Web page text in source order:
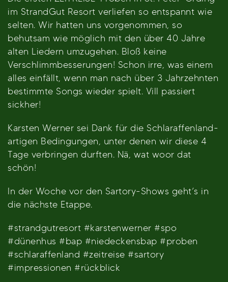
im StrandGut Resort verliefen so entspannt wie
selten. Wir hatten uns vorgenommen, so
behutsam wie möglich mit den über 40 Jahre
alten Liedern umzugehen. Bloß keine
Verschlimmbesserungen! Schon irre, was einem
alles einfällt, wenn man nach über 3 Jahrzehnten
bestimmte Songs wieder spielt. Vill passiert
sickher!
Karsten Werner sei Dank für die Schlaraffenland-
artigen Bedingungen, unter denen wir diese 4
Tage verbringen durften. Nä, wat woor dat
schön!
In der Woche vor den Sartory-Shows geht’s in
die nächste Etappe.
#strandgutresort #karstenwerner #spo
#dünenhus #bap #niedeckensbap #proben
#schlaraffenland #zeitreise #sartory
#impressionen #rückblick